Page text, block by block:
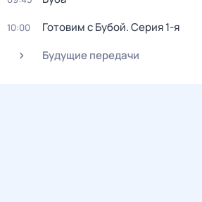
10:00 Готовим с Бубой. Серия 1-я
Будущие передачи